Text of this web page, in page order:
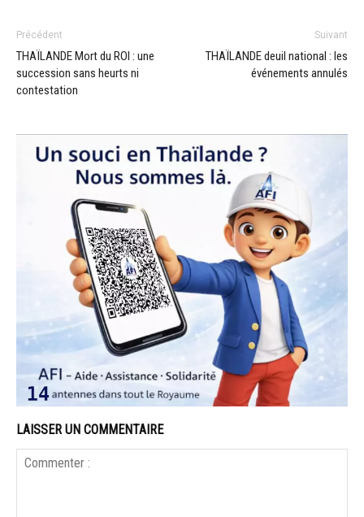
Précédent
THAÏLANDE Mort du ROI : une
succession sans heurts ni
contestation
Suivant
THAÏLANDE deuil national : les
événements annulés
LAISSER UN COMMENTAIRE